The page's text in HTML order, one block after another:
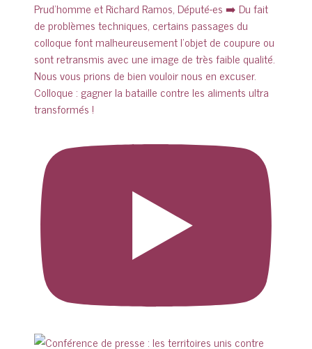
Colloque : gagner la bataille contre les aliments ultra
transformés !